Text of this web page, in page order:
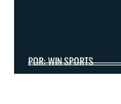
POR: WIN SPORTS